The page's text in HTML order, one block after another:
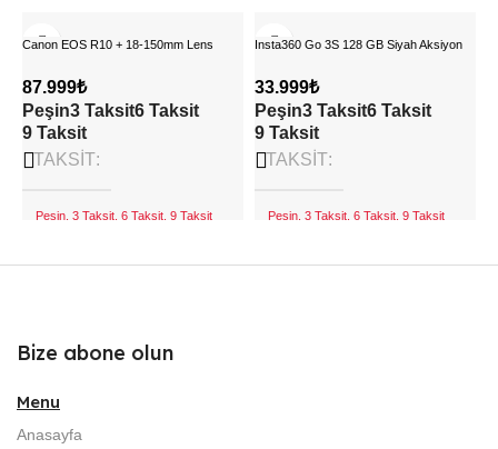
Canon EOS R10 + 18-150mm Lens
87.999₺
Peşin3 Taksit6 Taksit
9 Taksit
TAKSIT
Peşin, 3 Taksit, 6 Taksit, 9 Taksit
Insta360 Go 3S 128 GB Siyah Aksiyon
33.999₺
Peşin3 Taksit6 Taksit
9 Taksit
TAKSIT
Peşin, 3 Taksit, 6 Taksit, 9 Taksit
Bize abone olun
Menu
Anasayfa